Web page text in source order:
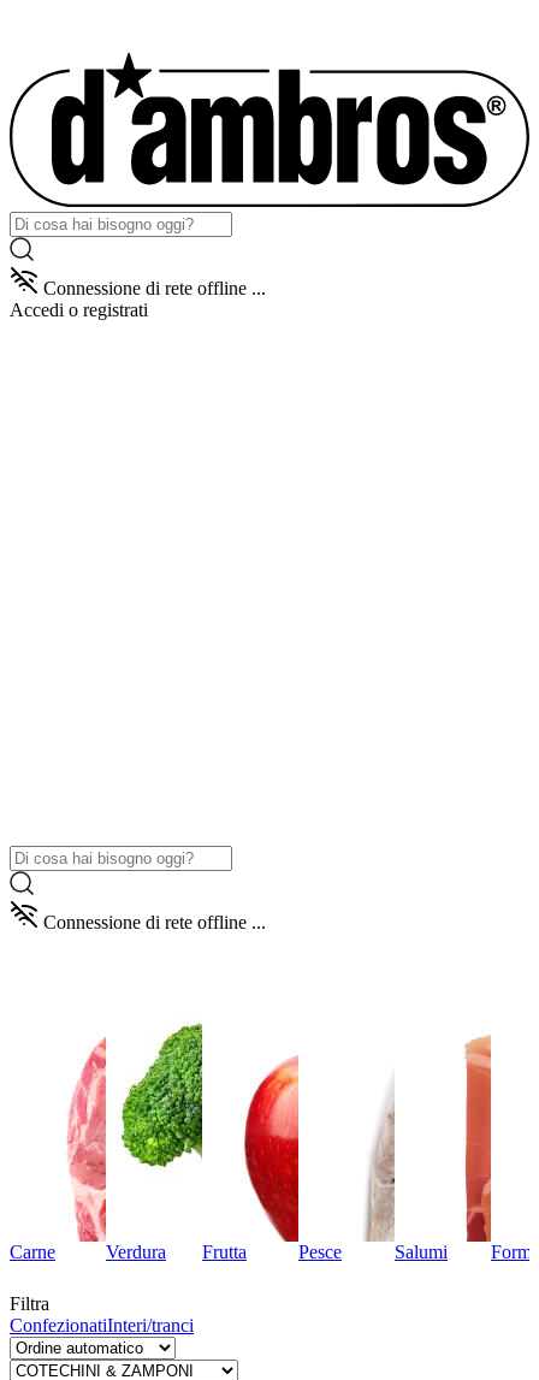
Connessione di rete offline ...
Accedi o registrati
Connessione di rete offline ...
Carne Verdura Frutta Pesce Salumi
Filtra
ConfezionatiInteri/tranci